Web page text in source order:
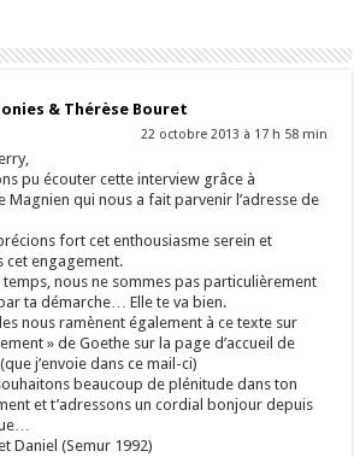
& Thérèse Bouret
22 octobre 2013 à 17 h 58 min
pu écouter cette interview grâce à
Magnien qui nous a fait parvenir l’adresse de
fort cet enthousiasme serein et
cet engagement.
temps, nous ne sommes pas particulièrement
ta démarche… Elle te va bien.
nous ramènent également à ce texte sur
» de Goethe sur la page d’accueil de
j’envoie dans ce mail-ci)
beaucoup de plénitude dans ton
et t’adressons un cordial bonjour depuis
Daniel (Semur 1992)